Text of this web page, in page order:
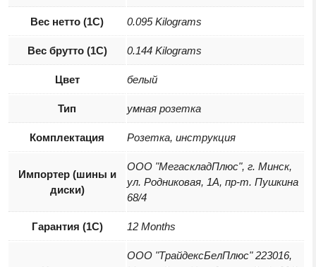
Вес нетто (1С) 0.095 Kilograms
Вес брутто (1С) 0.144 Kilograms
Цвет белый
Тип умная розетка
Комплектация Розетка, инструкция
Импортер (шины и
диски)
ООО "МегаскладПлюс", г. Минск,
ул. Родниковая, 1А, пр-т. Пушкина
68/4
Гарантия (1С) 12 Months
ООО "ТрайдексБелПлюс" 223016,